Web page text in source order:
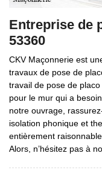
Entreprise de
53360
CKV Maçonnerie est
travaux de pose de
travail de pose de
pour le mur qui a
notre ouvrage,
isolation phonique et
entièrement
Alors, n’hésitez pas à